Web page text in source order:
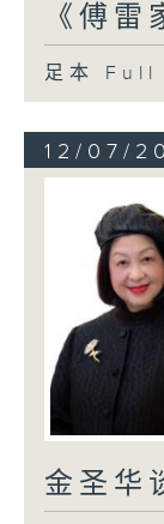
《傅雷
足本
12/07/
金圣华